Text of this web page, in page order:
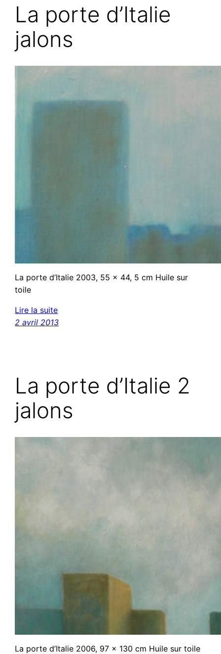
La porte d’Italie
jalons
La porte d’Italie 2003, 55 x 44, 5 cm Huile sur
toile
Lire la suite
2 avril 2013
La porte d’Italie 2
jalons
La porte d’Italie 2006, 97 x 130 cm Huile sur toile